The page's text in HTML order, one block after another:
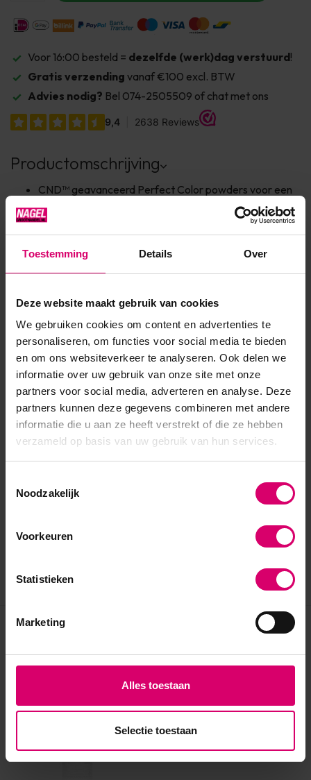
Toestemming Details Over
Deze website maakt gebruik van cookies
We gebruiken cookies om content en advertenties te
personaliseren, om functies voor social media te bieden
en om ons websiteverkeer te analyseren. Ook delen we
informatie over uw gebruik van onze site met onze
partners voor social media, adverteren en analyse. Deze
partners kunnen deze gegevens combineren met andere
informatie die u aan ze heeft verstrekt of die ze hebben
verzameld op basis van uw gebruik van hun services.
Noodzakelijk
Voorkeuren
Statistieken
Marketing
Alles toestaan
Selectie toestaan
Voor 16:00 besteld = dezelfde (werk)dag verstuurd!
Gratis verzending vanaf €100 excl. BTW
Advies nodig? Bel 074-2505509 of chat met ons
Productomschrijving
CND™ geavanceerd Perfect Color powders voor een
schitterend natuurlijk resultaat.
Romige, lichte werkbaarheid
EAN 639370030807